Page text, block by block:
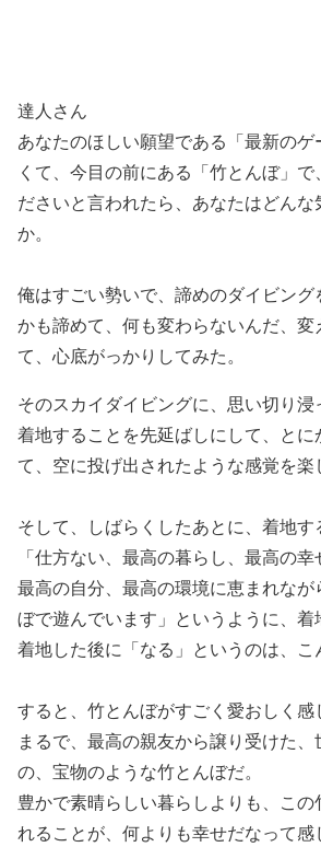
達人さん
あなたのほしい願望である「最新の
くて、今目の前にある「竹とんぼ」で
ださいと言われたら、あなたはどんな
か。
俺はすごい勢いで、諦めのダイビング
かも諦めて、何も変わらないんだ、変
て、心底がっかりしてみた。
そのスカイダイビングに、思い切り浸
着地することを先延ばしにして、とに
て、空に投げ出されたような感覚を楽
そして、しばらくしたあとに、着地す
「仕方ない、最高の暮らし、最高の幸
最高の自分、最高の環境に恵まれな
ぼで遊んでいます」というように、着
着地した後に「なる」というのは、こ
すると、竹とんぼがすごく愛おしく感
まるで、最高の親友から譲り受けた
の、宝物のような竹とんぼだ。
豊かで素晴らしい暮らしよりも、この
れることが、何よりも幸せだなって感